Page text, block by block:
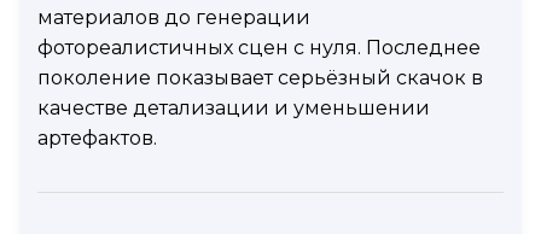
материалов до генерации
фотореалистичных сцен с нуля. Последнее
поколение показывает серьёзный скачок в
качестве детализации и уменьшении
артефактов.